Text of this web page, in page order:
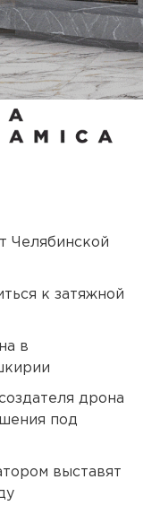
Челябинской
к затяжной
в
дрона
под
выставят